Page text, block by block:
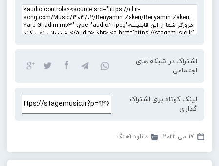
اشتراک در شبکه های
اجتماعی
لینک کوتاه برای اشتراک
گذاری
17 می 2024 دانلود آهنگ